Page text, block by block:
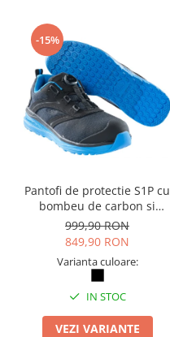
-15%
Pantofi de protectie S1P cu
bombeu de carbon si
inchidere BOAÂ® Fit
999,90 RON
849,90 RON
Varianta culoare:
IN STOC
VEZI VARIANTE